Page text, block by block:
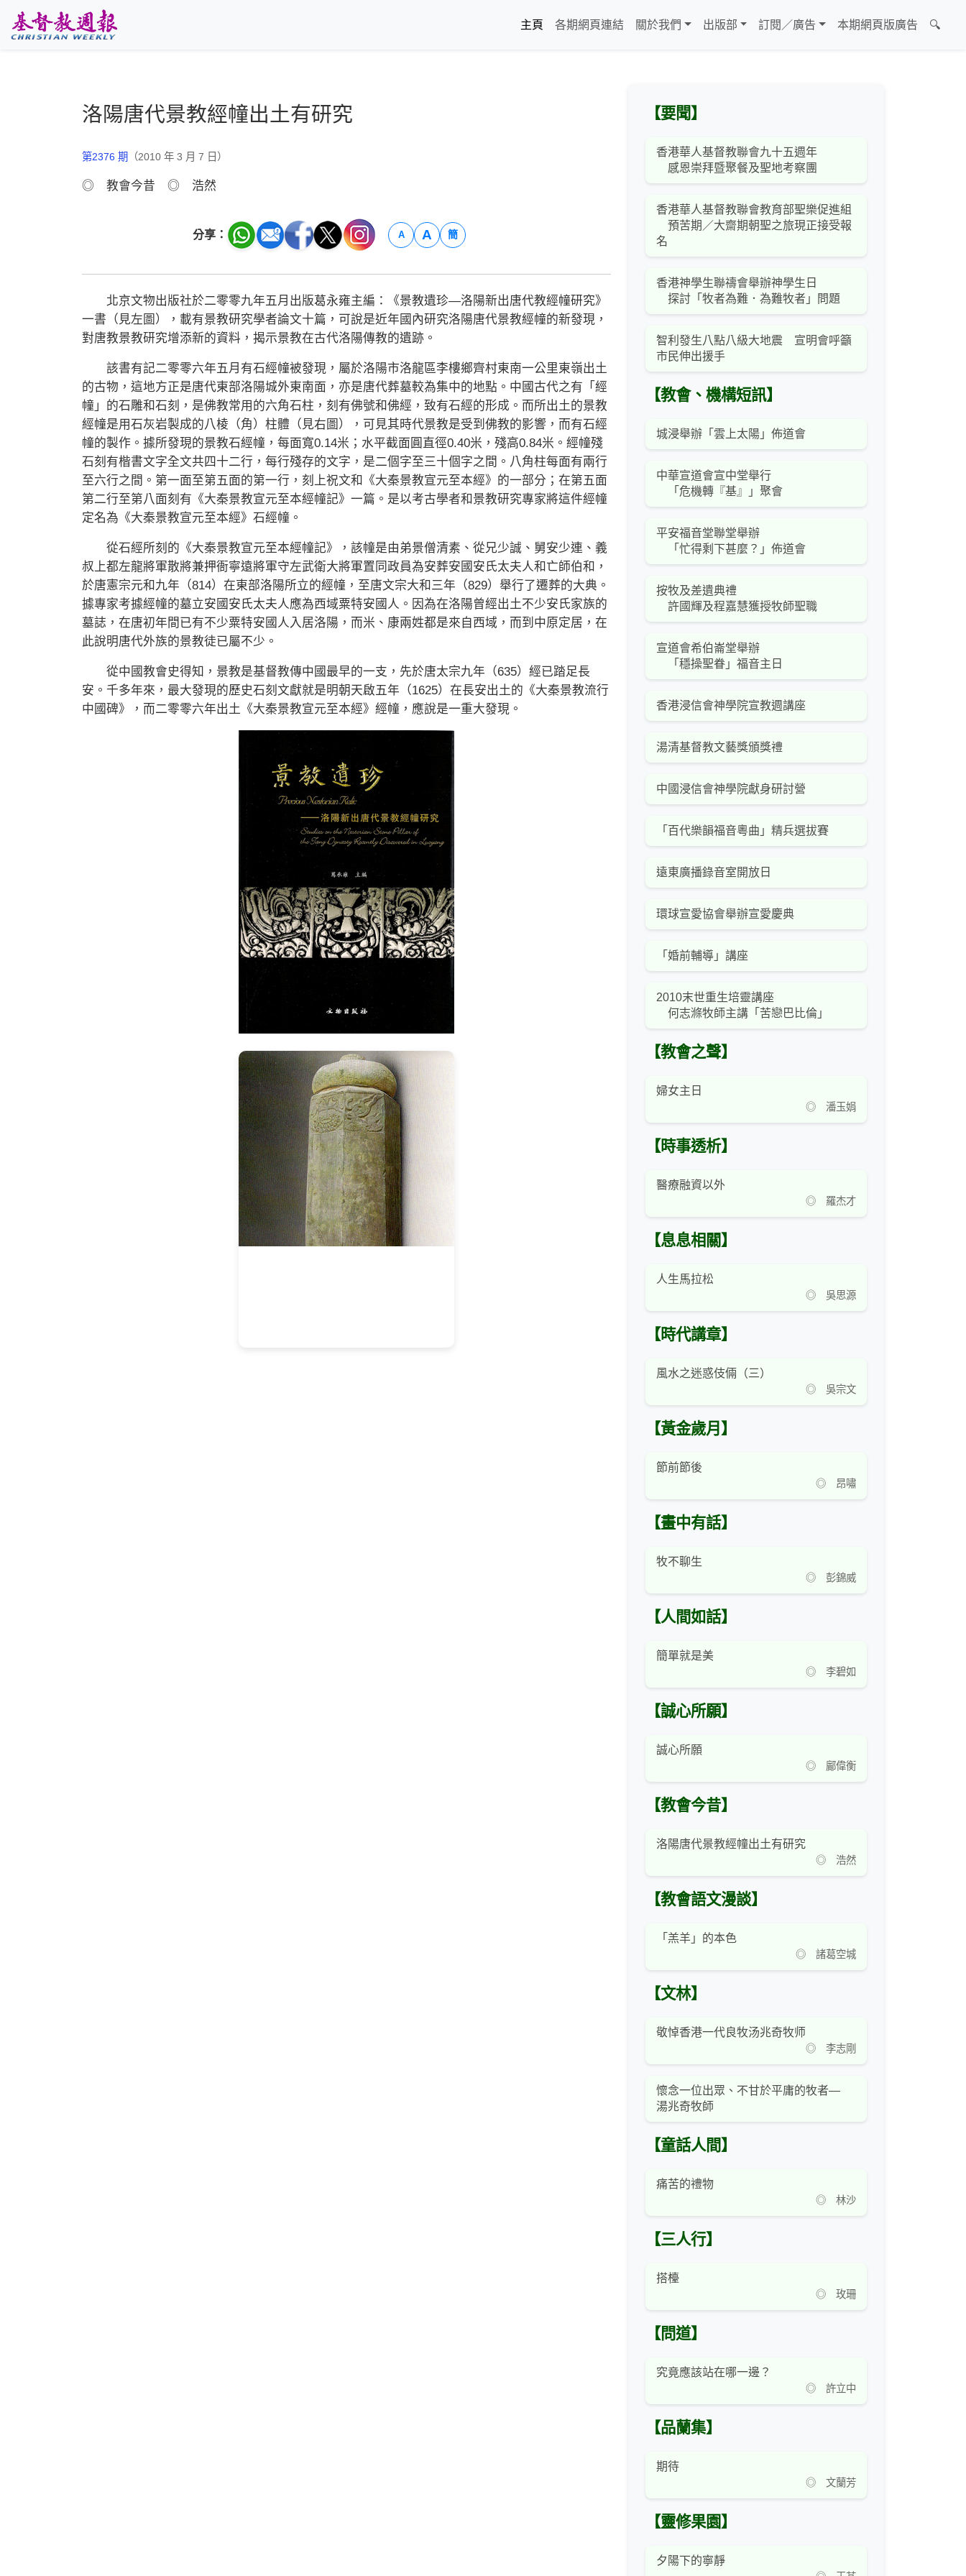
主頁
各期網頁連結 關於我們 出版部 訂閱／廣告 本期網頁版廣告 🔍
洛陽唐代景教經幢出土有研究
第2376 期 （2010 年 3 月 7 日）
◎ 教會今昔 ◎ 浩然
分享： A A 簡
北京文物出版社於二零零九年五月出版葛永雍主編：《景教遺珍—洛陽新出唐代教經幢研究》
一書（見左圖），載有景教研究學者論文十篇，可說是近年國內研究洛陽唐代景教經幢的新發現，
對唐教景教研究增添新的資料，揭示景教在古代洛陽傳教的遺跡。
該書有記二零零六年五月有石經幢被發現，屬於洛陽市洛龍區李樓鄉齊村東南一公里東嶺出土
的古物，這地方正是唐代東部洛陽城外東南面，亦是唐代葬墓較為集中的地點。中國古代之有「經
幢」的石雕和石刻，是佛教常用的六角石柱，刻有佛號和佛經，致有石經的形成。而所出土的景教
經幢是用石灰岩製成的八棱（角）柱體（見右圖），可見其時代景教是受到佛教的影響，而有石經
幢的製作。據所發現的景教石經幢，每面寬0.14米；水平截面圓直徑0.40米，殘高0.84米。經幢殘
石刻有楷書文字全文共四十二行，每行殘存的文字，是二個字至三十個字之間。八角柱每面有兩行
至六行之間。第一面至第五面的第一行，刻上祝文和《大秦景教宣元至本經》的一部分；在第五面
第二行至第八面刻有《大秦景教宣元至本經幢記》一篇。是以考古學者和景教研究專家將這件經幢
定名為《大秦景教宣元至本經》石經幢。
從石經所刻的《大秦景教宣元至本經幢記》，該幢是由弟景僧清素、從兄少誠、舅安少連、義
叔上都左龍將軍散將兼押衙寧遠將軍守左武衛大將軍置同政員為安葬安國安氏太夫人和亡師伯和，
於唐憲宗元和九年（814）在東部洛陽所立的經幢，至唐文宗大和三年（829）舉行了遷葬的大典。
據專家考據經幢的墓立安國安氏太夫人應為西域粟特安國人。因為在洛陽曾經出土不少安氏家族的
墓誌，在唐初年間已有不少粟特安國人入居洛陽，而米、康兩姓都是來自西域，而到中原定居，在
此說明唐代外族的景教徒已屬不少。
從中國教會史得知，景教是基督教傳中國最早的一支，先於唐太宗九年（635）經已踏足長
安。千多年來，最大發現的歷史石刻文獻就是明朝天啟五年（1625）在長安出土的《大秦景教流行
中國碑》，而二零零六年出土《大秦景教宣元至本經》經幢，應說是一重大發現。
【要聞】
香港華人基督教聯會九十五週年
感恩崇拜暨聚餐及聖地考察團
香港華人基督教聯會教育部聖樂促進組
預苦期／大齋期朝聖之旅現正接受報
名
香港神學生聯禱會舉辦神學生日
探討「牧者為難．為難牧者」問題
智利發生八點八級大地震 宣明會呼籲
市民伸出援手
【教會、機構短訊】
城浸舉辦「雲上太陽」佈道會
中華宣道會宣中堂舉行
「危機轉『基』」聚會
平安福音堂聯堂舉辦
「忙得剩下甚麼？」佈道會
按牧及差遺典禮
許國輝及程嘉慧獲授牧師聖職
宣道會希伯崙堂舉辦
「穩操聖眷」福音主日
香港浸信會神學院宣教週講座
湯清基督教文藝獎頒獎禮
中國浸信會神學院獻身研討營
「百代樂韻福音粵曲」精兵選拔賽
遠東廣播錄音室開放日
環球宣愛協會舉辦宣愛慶典
「婚前輔導」講座
2010末世重生培靈講座
何志滌牧師主講「苦戀巴比倫」
【教會之聲】
婦女主日
◎ 潘玉娟
【時事透析】
醫療融資以外
◎ 羅杰才
【息息相關】
人生馬拉松
◎ 吳思源
【時代講章】
風水之迷惑伎倆（三）
◎ 吳宗文
【黃金歲月】
節前節後
◎ 昂嘯
【畫中有話】
牧不聊生
◎ 彭錦威
【人間如話】
簡單就是美
◎ 李碧如
【誠心所願】
誠心所願
◎ 鄺偉衡
【教會今昔】
洛陽唐代景教經幢出土有研究
◎ 浩然
【教會語文漫談】
「羔羊」的本色
◎ 諸葛空城
【文林】
敬悼香港一代良牧汤兆奇牧师
◎ 李志剛
懷念一位出眾、不甘於平庸的牧者—
湯兆奇牧師
【童話人間】
痛苦的禮物
◎ 林沙
【三人行】
搭檯
◎ 玫珊
【問道】
究竟應該站在哪一邊？
◎ 許立中
【品蘭集】
期待
◎ 文蘭芳
【靈修果園】
夕陽下的寧靜